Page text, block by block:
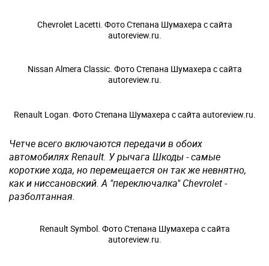
Chevrolet Lacetti. Фото Степана Шумахера с сайта
autoreview.ru.
Nissan Almera Classic. Фото Степана Шумахера с сайта
autoreview.ru.
Renault Logan. Фото Степана Шумахера с сайта autoreview.ru.
Четче всего включаются передачи в обоих
автомобилях Renault. У рычага Шкоды - самые
короткие хода, но перемещается он так же невнятно,
как и ниссановский. А "переключалка" Chevrolet -
разболтанная.
Renault Symbol. Фото Степана Шумахера с сайта
autoreview.ru.